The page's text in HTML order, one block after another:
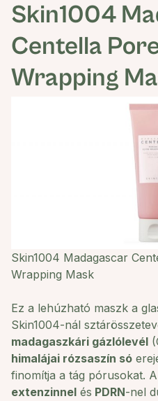
Skin1004
Centella
Wrapping
Skin1004 Madagascar
Wrapping Mask
Ez a lehúzható maszk a
Skin1004-nál
madagaszkári gázlólevél (
himalájai rózsaszín só
finomítja a tág pórusokat.
extenzinnel és PDRN-nel